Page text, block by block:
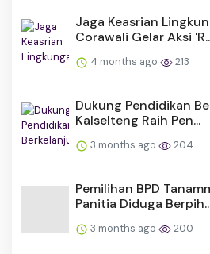
Jaga Keasrian
Corawali Gelar Aksi
4 months ago 213
Dukung Pendidikan
Kalselteng Raih Pen...
3 months ago 204
Pemilihan BPD
Panitia Diduga
3 months ago 200